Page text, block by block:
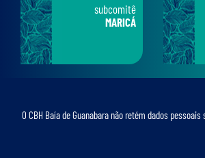
subcomitê
MARICÁ
O CBH Baía de Guanabara não retém dados